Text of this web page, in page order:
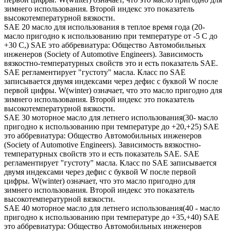
зимнего использования. Второй индекс это показатель
высокотемпературной вязкости.
SAE 20 масло для использования в теплое время года (20-
масло пригодно к использованию при температуре от -5 С до
+30 С,) SAE это аббревиатура: Общество Автомобильных
инженеров (Society of Automotive Engineers). Зависимость
вязкостно-температурных свойств это и есть показатель SAE.
SAE регламентирует "густоту" масла. Класс по SAE
записывается двумя индексами через дефис с буквой W после
первой цифры. W(winter) означает, что это масло пригодно для
зимнего использования. Второй индекс это показатель
высокотемпературной вязкости.
SAE 30 моторное масло для летнего использования(30- масло
пригодно к использованию при температуре до +20,+25) SAE
это аббревиатура: Общество Автомобильных инженеров
(Society of Automotive Engineers). Зависимость вязкостно-
температурных свойств это и есть показатель SAE. SAE
регламентирует "густоту" масла. Класс по SAE записывается
двумя индексами через дефис с буквой W после первой
цифры. W(winter) означает, что это масло пригодно для
зимнего использования. Второй индекс это показатель
высокотемпературной вязкости.
SAE 40 моторное масло для летнего использования(40 - масло
пригодно к использованию при температуре до +35,+40) SAE
это аббревиатура: Общество Автомобильных инженеров